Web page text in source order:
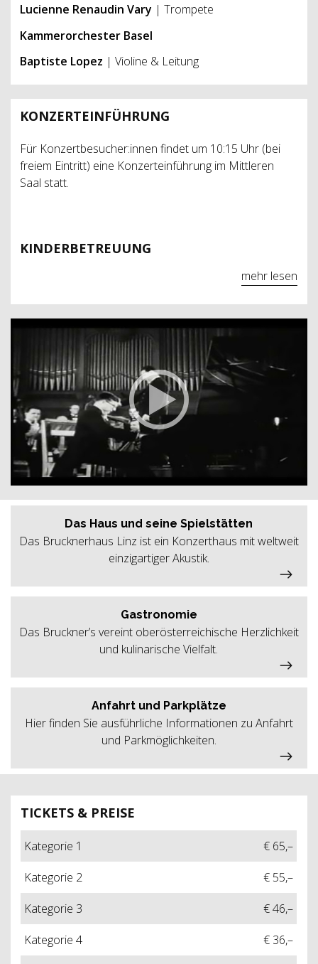
Lucienne Renaudin Vary | Trompete
Kammerorchester Basel
Baptiste Lopez | Violine & Leitung
KONZERTEINFÜHRUNG
Für Konzertbesucher:innen findet um 10:15 Uhr (bei
freiem Eintritt) eine Konzerteinführung im Mittleren
Saal statt.
KINDERBETREUUNG
mehr lesen
TICKETS & PREISE
Kategorie 1
€ 65,–
Kategorie 2
€ 55,–
Kategorie 3
€ 46,–
Kategorie 4
€ 36,–
Das Haus und seine Spielstätten
Das Brucknerhaus Linz ist ein Konzerthaus mit weltweit
einzigartiger Akustik.
Gastronomie
Das Bruckner’s vereint oberösterreichische Herzlichkeit
und kulinarische Vielfalt.
Anfahrt und Parkplätze
Hier finden Sie ausführliche Informationen zu Anfahrt
und Parkmöglichkeiten.